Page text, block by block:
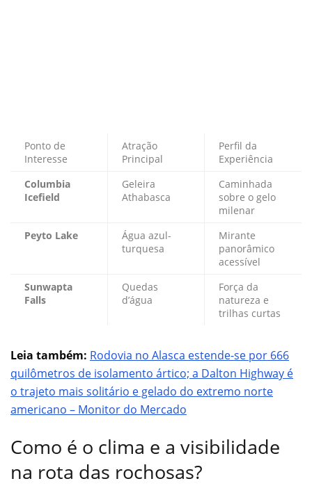
Ponto de
Interesse
Atração
Principal
Perfil da
Experiência
Columbia
Icefield
Geleira
Athabasca
Caminhada
sobre o gelo
milenar
Peyto Lake
Água azul-
turquesa
Mirante
panorâmico
acessível
Sunwapta
Falls
Quedas
d’água
Força da
natureza e
trilhas curtas
Leia também: Rodovia no Alasca estende-se por 666
quilômetros de isolamento ártico; a Dalton Highway é
o trajeto mais solitário e gelado do extremo norte
americano – Monitor do Mercado
Como é o clima e a visibilidade
na rota das rochosas?